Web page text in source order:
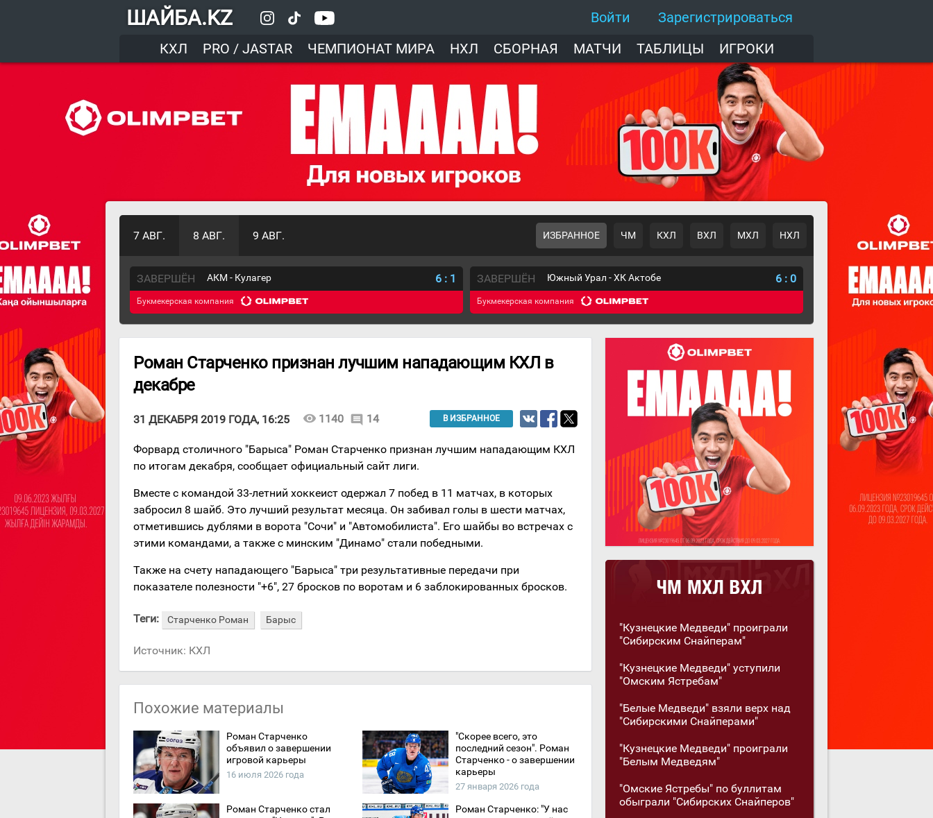
ШАЙБА.KZ Войти
Зарегистрироваться
КХЛ
PRO / JASTAR ЧЕМПИОНАТ МИРА НХЛ СБОРНАЯ МАТЧИ ТАБЛИЦЫ ИГРОКИ
7 АВГ. 8 АВГ. 9 АВГ. ИЗБРАННОЕ ЧМ КХЛ ВХЛ МХЛ НХЛ
ЗАВЕРШЁН АКМ - Кулагер 6 : 1
Букмекерская компания
ЗАВЕРШЁН Южный Урал - ХК Актобе 6 : 0
Букмекерская компания
Роман Старченко признан лучшим нападающим КХЛ в
декабре
31 ДЕКАБРЯ 2019 ГОДА, 16:25 visibility 1140 comment 14 В ИЗБРАННОЕ
Форвард столичного "Барыса" Роман Старченко признан лучшим нападающим КХЛ
по итогам декабря, сообщает официальный сайт лиги.
Вместе с командой 33-летний хоккеист одержал 7 побед в 11 матчах, в которых
забросил 8 шайб. Это лучший результат месяца. Он забивал голы в шести матчах,
отметившись дублями в ворота "Сочи" и "Автомобилиста". Его шайбы во встречах с
этими командами, а также с минским "Динамо" стали победными.
Также на счету нападающего "Барыса" три результативные передачи при
показателе полезности "+6", 27 бросков по воротам и 6 заблокированных бросков.
Теги: Старченко Роман Барыс
Источник: КХЛ
Похожие материалы
Роман Старченко
объявил о завершении
игровой карьеры
16 июля 2026 года
"Скорее всего, это
последний сезон". Роман
Старченко - о завершении
карьеры
27 января 2026 года
Роман Старченко стал
Роман Старченко: "У нас
"Кузнецкие Медведи" проиграли
"Сибирским Снайперам"
"Кузнецкие Медведи" уступили
"Омским Ястребам"
"Белые Медведи" взяли верх над
"Сибирскими Снайперами"
"Кузнецкие Медведи" проиграли
"Белым Медведям"
"Омские Ястребы" по буллитам
обыграли "Сибирских Снайперов"